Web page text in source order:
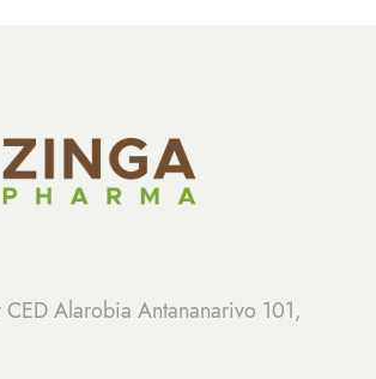
CED Alarobia Antananarivo 101,